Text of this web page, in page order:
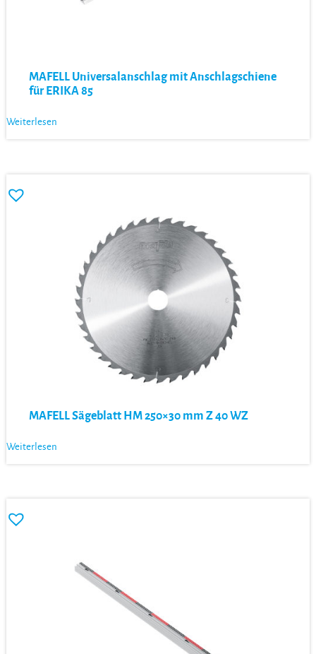
MAFELL Universalanschlag mit Anschlagschiene
für ERIKA 85
Weiterlesen
MAFELL Sägeblatt HM 250×30 mm Z 40 WZ
Weiterlesen